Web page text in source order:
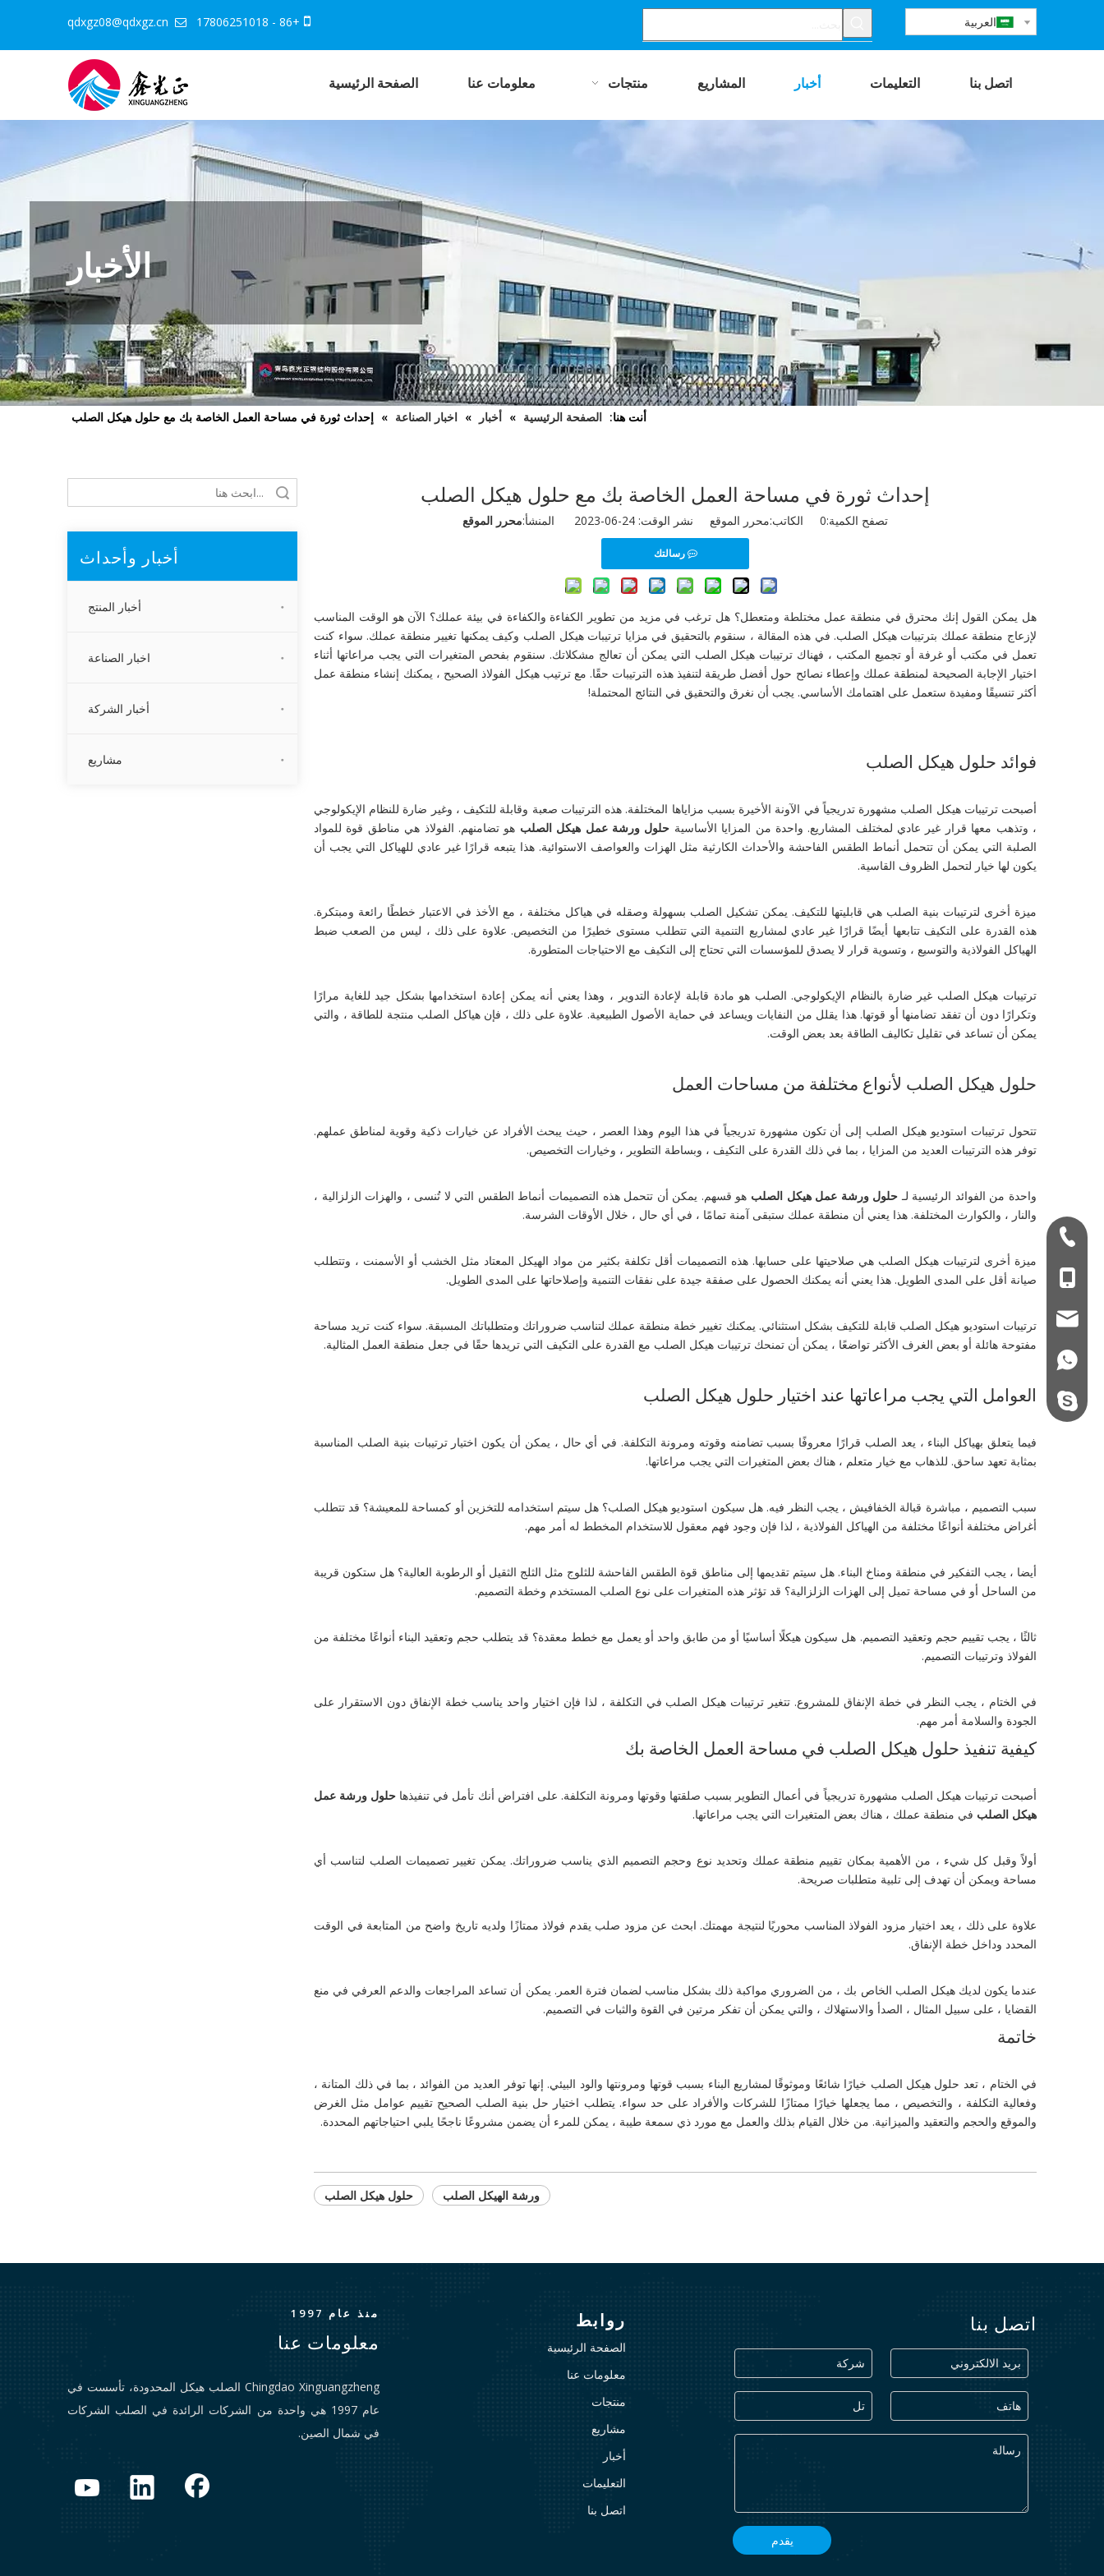

+86 - 17806251018

qdxgz08@qdxgz.cn العربية
اتصل بنا التعليمات أخبار المشاريع منتجات معلومات عنا الصفحة الرئيسية
الأخبار
أنت هنا: الصفحة الرئيسية » أخبار » اخبار الصناعة » إحداث ثورة في مساحة العمل الخاصة بك مع حلول هيكل الصلب
أخبار وأحداث
أخبار المنتج
اخبار الصناعة
أخبار الشركة
مشاريع
إحداث ثورة في مساحة العمل الخاصة بك مع حلول هيكل الصلب
تصفح الكمية:0 الكاتب:محرر الموقع نشر الوقت: 24-06-2023 المنشأ: محرر الموقع
رسالتك
هل يمكن القول إنك محترق في منطقة عمل مختلطة ومتعطل؟ هل ترغب في مزيد من تطوير الكفاءة والكفاءة في بيئة عملك؟ الآن هو الوقت المناسب
لإزعاج منطقة عملك بترتيبات هيكل الصلب. في هذه المقالة ، سنقوم بالتحقيق في مزايا ترتيبات هيكل الصلب وكيف يمكنها تغيير منطقة عملك. سواء كنت
تعمل في مكتب أو غرفة أو تجميع المكتب ، فهناك ترتيبات هيكل الصلب التي يمكن أن تعالج مشكلاتك. سنقوم بفحص المتغيرات التي يجب مراعاتها أثناء
اختيار الإجابة الصحيحة لمنطقة عملك وإعطاء نصائح حول أفضل طريقة لتنفيذ هذه الترتيبات حقًا. مع ترتيب هيكل الفولاذ الصحيح ، يمكنك إنشاء منطقة عمل
أكثر تنسيقًا ومفيدة ستعمل على اهتمامك الأساسي. يجب أن نغرق والتحقيق في النتائج المحتملة!
فوائد حلول هيكل الصلب
أصبحت ترتيبات هيكل الصلب مشهورة تدريجياً في الآونة الأخيرة بسبب مزاياها المختلفة. هذه الترتيبات صعبة وقابلة للتكيف ، وغير ضارة للنظام الإيكولوجي
، وتذهب معها قرار غير عادي لمختلف المشاريع. واحدة من المزايا الأساسية حلول ورشة عمل هيكل الصلب هو تضامنهم. الفولاذ هي مناطق قوة للمواد
الصلبة التي يمكن أن تتحمل أنماط الطقس الفاحشة والأحداث الكارثية مثل الهزات والعواصف الاستوائية. هذا يتبعه قرارًا غير عادي للهياكل التي يجب أن
يكون لها خيار لتحمل الظروف القاسية.
ميزة أخرى لترتيبات بنية الصلب هي قابليتها للتكيف. يمكن تشكيل الصلب بسهولة وصقله في هياكل مختلفة ، مع الأخذ في الاعتبار خططًا رائعة ومبتكرة.
هذه القدرة على التكيف تتابعها أيضًا قرارًا غير عادي لمشاريع التنمية التي تتطلب مستوى خطيرًا من التخصيص. علاوة على ذلك ، ليس من الصعب ضبط
الهياكل الفولاذية والتوسيع ، وتسوية قرار لا يصدق للمؤسسات التي تحتاج إلى التكيف مع الاحتياجات المتطورة.
ترتيبات هيكل الصلب غير ضارة بالنظام الإيكولوجي. الصلب هو مادة قابلة لإعادة التدوير ، وهذا يعني أنه يمكن إعادة استخدامها بشكل جيد للغاية مرارًا
وتكرارًا دون أن تفقد تضامنها أو قوتها. هذا يقلل من النفايات ويساعد في حماية الأصول الطبيعية. علاوة على ذلك ، فإن هياكل الصلب منتجة للطاقة ، والتي
يمكن أن تساعد في تقليل تكاليف الطاقة بعد بعض الوقت.
حلول هيكل الصلب لأنواع مختلفة من مساحات العمل
تتحول ترتيبات استوديو هيكل الصلب إلى أن تكون مشهورة تدريجياً في هذا اليوم وهذا العصر ، حيث يبحث الأفراد عن خيارات ذكية وقوية لمناطق عملهم.
توفر هذه الترتيبات العديد من المزايا ، بما في ذلك القدرة على التكيف ، وبساطة التطوير ، وخيارات التخصيص.
واحدة من الفوائد الرئيسية لـ حلول ورشة عمل هيكل الصلب هو قسهم. يمكن أن تتحمل هذه التصميمات أنماط الطقس التي لا تُنسى ، والهزات الزلزالية ،
والنار ، والكوارث المختلفة. هذا يعني أن منطقة عملك ستبقى آمنة تمامًا ، في أي حال ، خلال الأوقات الشرسة.
ميزة أخرى لترتيبات هيكل الصلب هي صلاحيتها على حسابها. هذه التصميمات أقل تكلفة بكثير من مواد الهيكل المعتاد مثل الخشب أو الأسمنت ، وتتطلب
صيانة أقل على المدى الطويل. هذا يعني أنه يمكنك الحصول على صفقة جيدة على نفقات التنمية وإصلاحاتها على المدى الطويل.
ترتيبات استوديو هيكل الصلب قابلة للتكيف بشكل استثنائي. يمكنك تغيير خطة منطقة عملك لتناسب ضروراتك ومتطلباتك المسبقة. سواء كنت تريد مساحة
مفتوحة هائلة أو بعض الغرف الأكثر تواضعًا ، يمكن أن تمنحك ترتيبات هيكل الصلب مع القدرة على التكيف التي تريدها حقًا في جعل منطقة العمل المثالية.
العوامل التي يجب مراعاتها عند اختيار حلول هيكل الصلب
فيما يتعلق بهياكل البناء ، يعد الصلب قرارًا معروفًا بسبب تضامنه وقوته ومرونة التكلفة. في أي حال ، يمكن أن يكون اختيار ترتيبات بنية الصلب المناسبة
بمثابة تعهد ساحق. للذهاب مع خيار متعلم ، هناك بعض المتغيرات التي يجب مراعاتها.
سبب التصميم ، مباشرة قبالة الخفافيش ، يجب النظر فيه. هل سيكون استوديو هيكل الصلب؟ هل سيتم استخدامه للتخزين أو كمساحة للمعيشة؟ قد تتطلب
أغراض مختلفة أنواعًا مختلفة من الهياكل الفولاذية ، لذا فإن وجود فهم معقول للاستخدام المخطط له أمر مهم.
أيضا ، يجب التفكير في منطقة ومناخ البناء. هل سيتم تقديمها إلى مناطق قوة الطقس الفاحشة للثلوج مثل الثلج الثقيل أو الرطوبة العالية؟ هل ستكون قريبة
من الساحل أو في مساحة تميل إلى الهزات الزلزالية؟ قد تؤثر هذه المتغيرات على نوع الصلب المستخدم وخطة التصميم.
ثالثًا ، يجب تقييم حجم وتعقيد التصميم. هل سيكون هيكلًا أساسيًا أو من طابق واحد أو يعمل مع خطط معقدة؟ قد يتطلب حجم وتعقيد البناء أنواعًا مختلفة من
الفولاذ وترتيبات التصميم.
في الختام ، يجب النظر في خطة الإنفاق للمشروع. تتغير ترتيبات هيكل الصلب في التكلفة ، لذا فإن اختيار واحد يناسب خطة الإنفاق دون الاستقرار على
الجودة والسلامة أمر مهم.
كيفية تنفيذ حلول هيكل الصلب في مساحة العمل الخاصة بك
أصبحت ترتيبات هيكل الصلب مشهورة تدريجياً في أعمال التطوير بسبب صلقتها وقوتها ومرونة التكلفة. على افتراض أنك تأمل في تنفيذها حلول ورشة عمل
هيكل الصلب في منطقة عملك ، هناك بعض المتغيرات التي يجب مراعاتها.
أولاً وقبل كل شيء ، من الأهمية بمكان تقييم منطقة عملك وتحديد نوع وحجم التصميم الذي يناسب ضروراتك. يمكن تغيير تصميمات الصلب لتناسب أي
مساحة ويمكن أن تهدف إلى تلبية متطلبات صريحة.
علاوة على ذلك ، يعد اختيار مزود الفولاذ المناسب محوريًا لنتيجة مهمتك. ابحث عن مزود صلب يقدم فولاذ ممتازًا ولديه تاريخ واضح من المتابعة في الوقت
المحدد وداخل خطة الإنفاق.
عندما يكون لديك هيكل الصلب الخاص بك ، من الضروري مواكبة ذلك بشكل مناسب لضمان فترة العمر. يمكن أن تساعد المراجعات والدعم العرفي في منع
القضايا ، على سبيل المثال ، الصدأ والاستهلاك ، والتي يمكن أن تفكر مرتين في القوة والثبات في التصميم.
خاتمة
في الختام ، تعد حلول هيكل الصلب خيارًا شائعًا وموثوقًا لمشاريع البناء بسبب قوتها ومرونتها والود البيئي. إنها توفر العديد من الفوائد ، بما في ذلك المتانة ،
وفعالية التكلفة ، والتخصيص ، مما يجعلها خيارًا ممتازًا للشركات والأفراد على حد سواء. يتطلب اختيار حل بنية الصلب الصحيح تقييم عوامل مثل الغرض
والموقع والحجم والتعقيد والميزانية. من خلال القيام بذلك والعمل مع مورد ذي سمعة طيبة ، يمكن للمرء أن يضمن مشروعًا ناجحًا يلبي احتياجاتهم المحددة.
حلول هيكل الصلب ورشة الهيكل الصلب
منذ عام 1997
معلومات عنا
Chingdao Xinguangzheng الصلب هيكل المحدودة، تأسست في
عام 1997 هي واحدة من الشركات الرائدة في الصلب الشركات
في شمال الصين.
+ 86-532-
+86 -
+86 -
روابط
الصفحة الرئيسية
معلومات عنا
منتجات
مشاريع
أخبار
التعليمات
اتصل بنا
اتصل بنا
يقدم